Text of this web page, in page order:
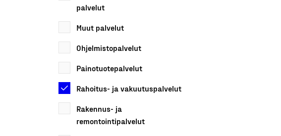
palvelut
Muut palvelut
Ohjelmistopalvelut
Painotuotepalvelut
Rahoitus- ja vakuutuspalvelut
Rakennus- ja
remontointipalvelut